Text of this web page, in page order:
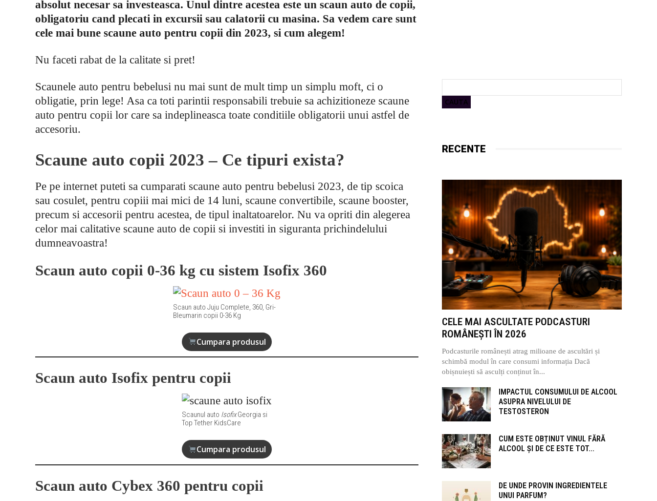
absolut necesar sa investeasca. Unul dintre acestea este un scaun auto de copii,
obligatoriu cand plecati in excursii sau calatorii cu masina. Sa vedem care sunt
cele mai bune scaune auto pentru copii din 2023, si cum alegem!
Nu faceti rabat de la calitate si pret!
Scaunele auto pentru bebelusi nu mai sunt de mult timp un simplu moft, ci o
obligatie, prin lege! Asa ca toti parintii responsabili trebuie sa achizitioneze scaune
auto pentru copii lor care sa indeplineasca toate conditiile obligatorii unui astfel de
accesoriu.
Scaune auto copii 2023 – Ce tipuri exista?
Pe pe internet puteti sa cumparati scaune auto pentru bebelusi 2023, de tip scoica
sau cosulet, pentru copiii mai mici de 14 luni, scaune convertibile, scaune booster,
precum si accesorii pentru acestea, de tipul inaltatoarelor. Nu va opriti din alegerea
celor mai calitative scaune auto de copii si investiti in siguranta prichindelului
dumneavoastra!
Scaun auto copii 0-36 kg cu sistem Isofix 360
Scaun auto Juju Complete, 360, Gri-
Bleumarin copii 0-36 Kg
Cumpara produsul
Scaun auto Isofix pentru copii
Scaunul auto IsofixGeorgia si
Top Tether KidsCare
Cumpara produsul
Scaun auto Cybex 360 pentru copii
CAUTA
RECENTE
CELE MAI ASCULTATE PODCASTURI
ROMÂNEȘTI ÎN 2026
Podcasturile românești atrag milioane de ascultări și
schimbă modul în care consumi informația Dacă
obișnuiești să asculți conținut în...
IMPACTUL CONSUMULUI DE ALCOOL
ASUPRA NIVELULUI DE
TESTOSTERON
CUM ESTE OBȚINUT VINUL FĂRĂ
ALCOOL ȘI DE CE ESTE TOT...
DE UNDE PROVIN INGREDIENTELE
UNUI PARFUM?